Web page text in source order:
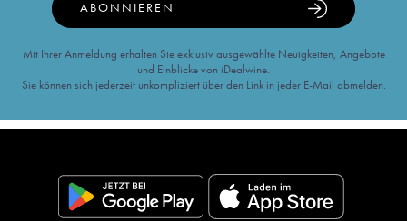
ABONNIEREN
Mit Ihrer Anmeldung erhalten Sie exklusiv ausgewählte Neuigkeiten, Angebote
und Einblicke von iDealwine.
Sie können sich jederzeit unkompliziert über den Link in jeder E-Mail abmelden.